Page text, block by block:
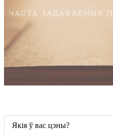
ЧАСТА ЗАДАВАЕМЫЯ
Якія ў вас цэны?